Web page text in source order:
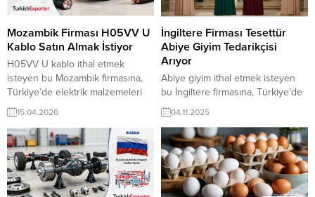
Mozambik Firması H05VV U
Kablo Satın Almak İstiyor
H05VV U kablo ithal etmek
isteyen bu Mozambik firmasına,
Türkiye’de elektrik malzemeleri
ve enerji iletim ürünleri ile kablo
üreticisi veya tedarikçisi olan
ihracatçı firmalar teklif sunabilirler.
Yeni bir ihracat pazarı fırsatı olan
bu alım ilanının iletişim bilgilerine
TurkishExporter VIP üyeleri ile TE
üyelik kredisi sahibi ihracat
15.04.2026
İngiltere Firması Tesettür
Abiye Giyim Tedarikçisi
Arıyor
Abiye giyim ithal etmek isteyen
bu İngiltere firmasına, Türkiye’de
tekstil ve hazır giyim ürünleri ile
abiye giyim üreticisi veya
tedarikçisi olan ihracatçı firmalar
teklif sunabilirler. Yeni bir ihracat
pazarı fırsatı olan bu alım ilanının
iletişim bilgilerine TurkishExporter
VIP üyeleri ile TE üyelik kredisi
04.11.2025